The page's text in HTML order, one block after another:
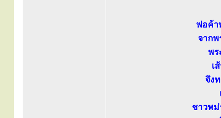
พ่อค้า
จากพ
พร
เ
จึง
ชาวพม่